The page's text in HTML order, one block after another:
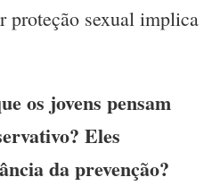
proteção sexual implica
os jovens pensam
Eles
da prevenção?